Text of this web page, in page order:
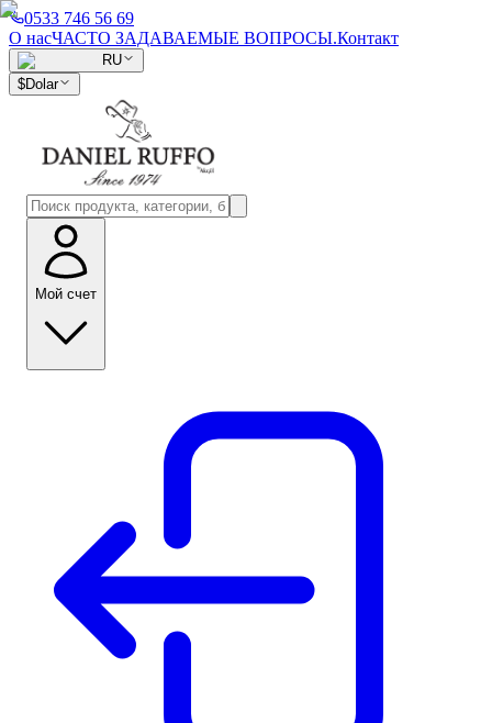
0533 746 56 69
О насЧАСТО ЗАДАВАЕМЫЕ ВОПРОСЫ.Контакт
RU
$Dolar
Мой счет